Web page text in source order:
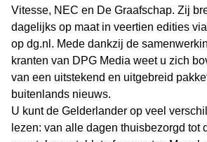
Vitesse, NEC en De Graafschap. Zij
dagelijks op maat in veertien edities
op dg.nl. Mede dankzij de
kranten van DPG Media weet u zich
van een uitstekend en uitgebreid
buitenlands nieuws.
U kunt de Gelderlander op veel
lezen: van alle dagen thuisbezorgd tot